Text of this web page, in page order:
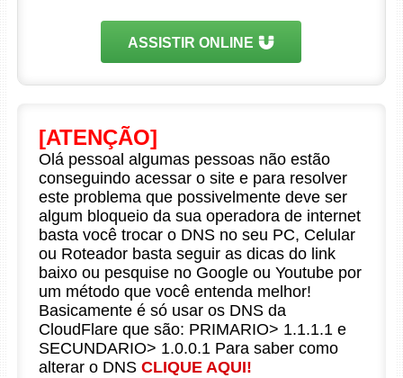
ASSISTIR ONLINE
[ATENÇÃO]
Olá pessoal algumas pessoas não estão
conseguindo acessar o site e para resolver
este problema que possivelmente deve ser
algum bloqueio da sua operadora de internet
basta você trocar o DNS no seu PC, Celular
ou Roteador basta seguir as dicas do link
baixo ou pesquise no Google ou Youtube por
um método que você entenda melhor!
Basicamente é só usar os DNS da
CloudFlare que são: PRIMARIO> 1.1.1.1 e
SECUNDARIO> 1.0.0.1 Para saber como
alterar o DNS CLIQUE AQUI!